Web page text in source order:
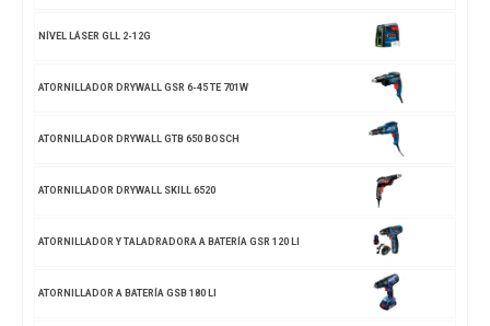
NÍVEL LÁSER GLL 2-12G
ATORNILLADOR DRYWALL GSR 6-45 TE 701W
ATORNILLADOR DRYWALL GTB 650 BOSCH
ATORNILLADOR DRYWALL SKILL 6520
ATORNILLADOR Y TALADRADORA A BATERÍA GSR 120 LI
ATORNILLADOR A BATERÍA GSB 180 LI